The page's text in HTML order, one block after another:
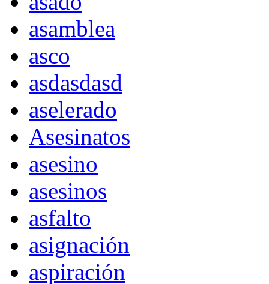
asamblea
asco
asdasdasd
aselerado
Asesinatos
asesino
asesinos
asfalto
asignación
aspiración